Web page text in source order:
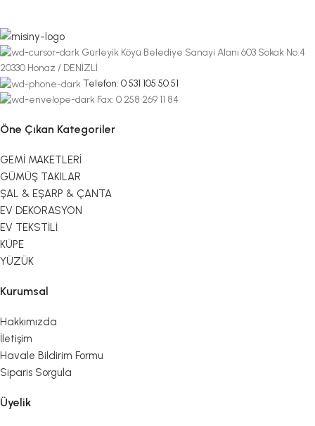
Gürleyik Köyü Belediye Sanayi Alanı 603 Sokak No:4
20330 Honaz / DENİZLİ
Telefon: 0 531 105 50 51
Fax: 0 258 269 11 84
Öne Çıkan Kategoriler
GEMİ MAKETLERİ
GÜMÜŞ TAKILAR
ŞAL & EŞARP & ÇANTA
EV DEKORASYON
EV TEKSTİLİ
KÜPE
YÜZÜK
Kurumsal
Hakkımızda
İletişim
Havale Bildirim Formu
Siparis Sorgula
Üyelik